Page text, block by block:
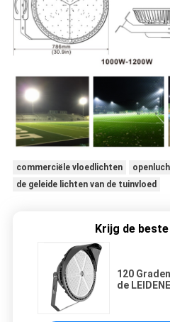
commerciële vloedlichten
de geleide lichten van de tuinvloed
Krijg de
120
de